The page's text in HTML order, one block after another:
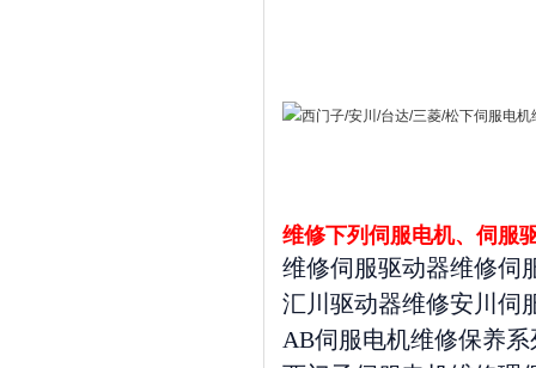
维修下列伺服电机、伺服
维修伺服驱动器维修伺
汇川驱动器维修安川伺
AB伺服电机维修保养